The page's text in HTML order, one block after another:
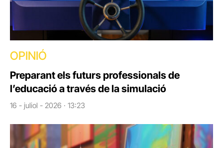
OPINIÓ
Preparant els futurs professionals de
l’educació a través de la simulació
16 - juliol - 2026 · 13:23